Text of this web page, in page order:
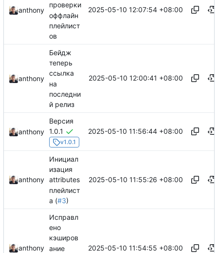
anthony
проверки
оффлайн
плейлист
ов
2025-05-10 12:07:54 +08:00
anthony
Бейдж
теперь
ссылка
на
последни
й релиз
2025-05-10 12:00:41 +08:00
anthony
Версия
1.0.1
v1.0.1
2025-05-10 11:56:44 +08:00
anthony
Инициал
изация
attributes
плейлист
а (#3)
2025-05-10 11:55:26 +08:00
anthony
Исправл
ено
кэширов
ание
2025-05-10 11:54:55 +08:00